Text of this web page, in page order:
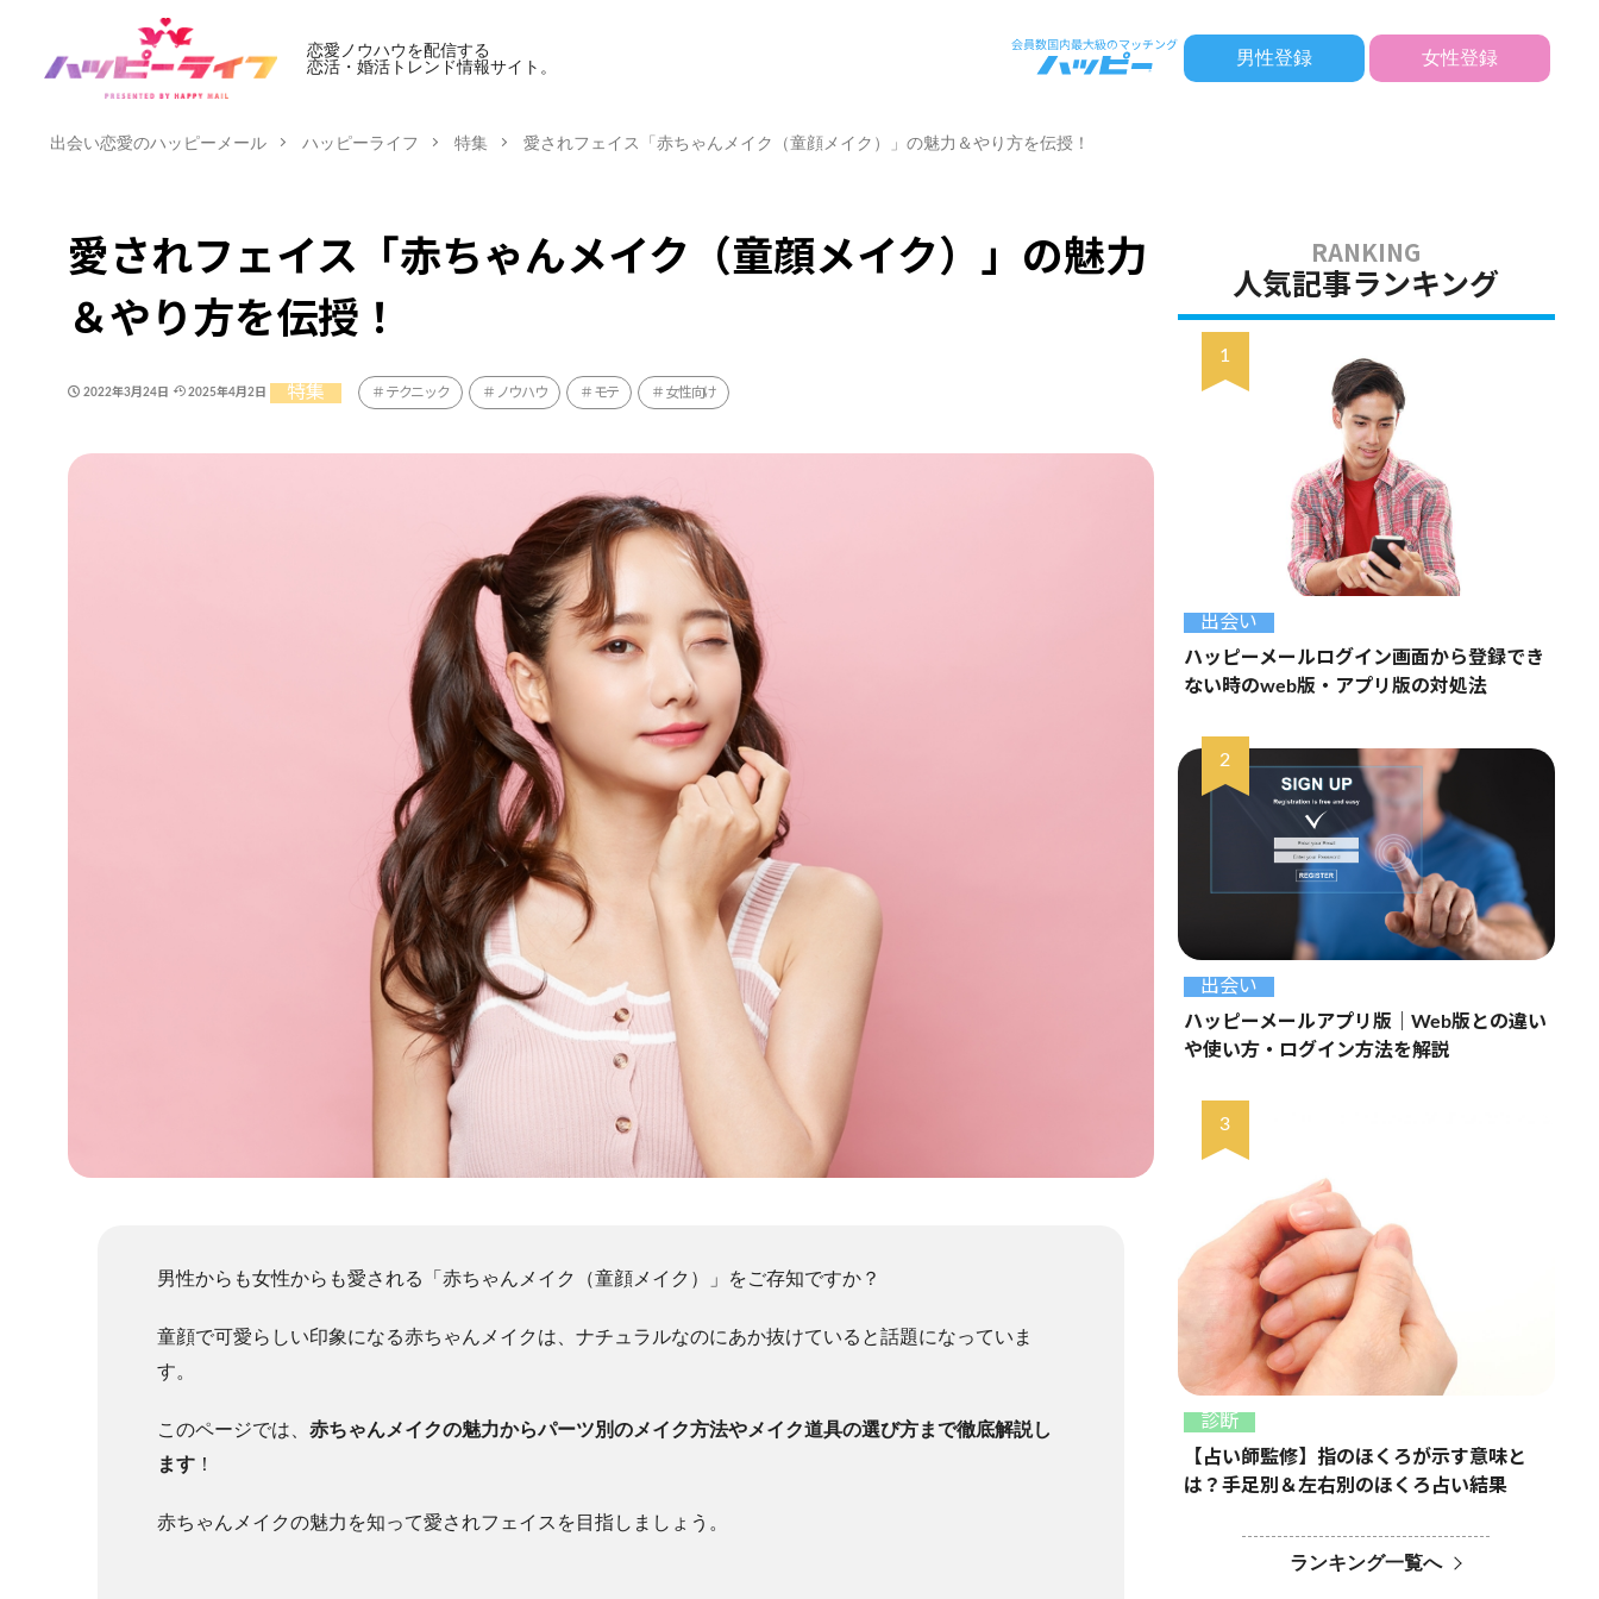
恋愛ノウハウを配信する
恋活・婚活トレンド情報サイト。
男性登録 女性登録
出会い恋愛のハッピーメール ハッピーライフ 特集 愛されフェイス「赤ちゃんメイク（童顔メイク）」の魅力＆やり方を伝授！
愛されフェイス「赤ちゃんメイク（童顔メイク）」の魅力
＆やり方を伝授！
2022年3月24日 2025年4月2日 特集 テクニック ノウハウ モテ 女性向け
男性からも女性からも愛される「赤ちゃんメイク（童顔メイク）」をご存知ですか？
童顔で可愛らしい印象になる赤ちゃんメイクは、ナチュラルなのにあか抜けていると話題になっていま
す。
このページでは、 赤ちゃんメイクの魅力からパーツ別のメイク方法やメイク道具の選び方まで徹底解説し
ます ！
赤ちゃんメイクの魅力を知って愛されフェイスを目指しましょう。
人気記事ランキング
出会い
ハッピーメールログイン画面から登録でき
ない時のweb版・アプリ版の対処法
出会い
ハッピーメールアプリ版｜Web版との違い
や使い方・ログイン方法を解説
診断
【占い師監修】指のほくろが示す意味と
は？手足別＆左右別のほくろ占い結果
ランキング一覧へ